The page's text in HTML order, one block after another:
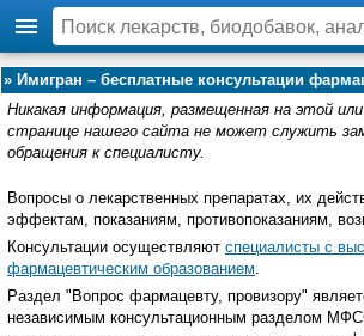
» Имигран – бесплатные консультации
Никакая информация, размещенная на этой
странице нашего сайта не может служить
обращения к специалисту.
Вопросы о лекарственных препаратах, их
эффектам, показаниям, противопоказаниям,
Консультации осуществляют специалисты с
фармацевтическим образованием.
Раздел "Вопрос фармацевту, провизору"
независимым консультационным разделом